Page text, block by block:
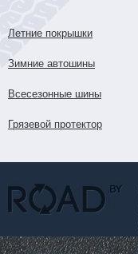
Летние покрышки
Зимние автошины
Всесезонные шины
Грязевой протектор